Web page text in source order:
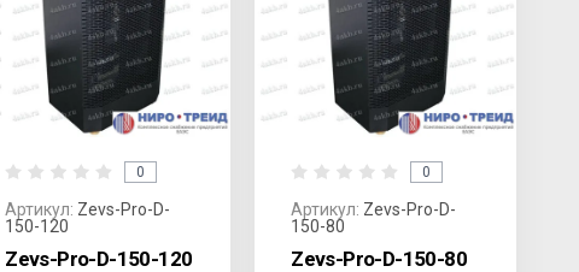
0
Артикул: Zevs-Pro-D-
150-120
Zevs-Pro-D-150-120
0
Артикул: Zevs-Pro-D-
150-80
Zevs-Pro-D-150-80